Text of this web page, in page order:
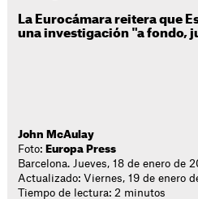
La Eurocámara reitera que
una investigación "a fondo,
John McAulay
Foto: Europa Press
Barcelona. Jueves, 18 de enero de
Actualizado: Viernes, 19 de enero
Tiempo de lectura: 2 minutos